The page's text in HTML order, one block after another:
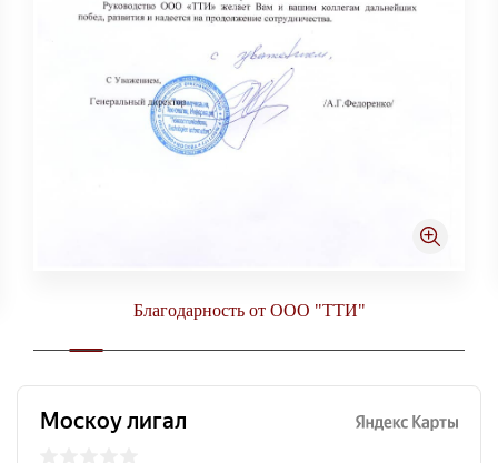
Благодарность от ООО "ТТИ"